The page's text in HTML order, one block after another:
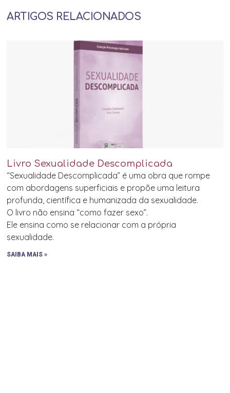
ARTIGOS RELACIONADOS
Livro Sexualidade Descomplicada
“Sexualidade Descomplicada” é uma obra que rompe
com abordagens superficiais e propõe uma leitura
profunda, científica e humanizada da sexualidade.
O livro não ensina “como fazer sexo”.
Ele ensina como se relacionar com a própria
sexualidade.
SAIBA MAIS »